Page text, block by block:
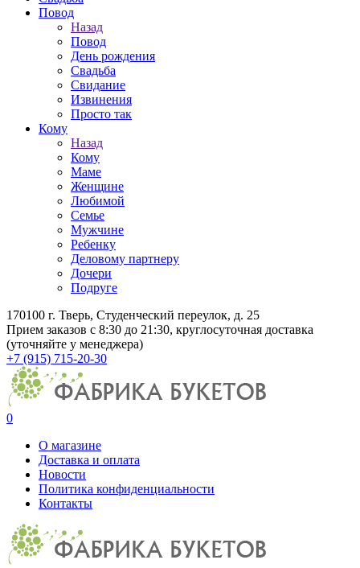
Повод
Назад
Повод
День рождения
Свадьба
Свидание
Извинения
Просто так
Кому
Назад
Кому
Маме
Женщине
Любимой
Семье
Мужчине
Ребенку
Деловому партнеру
Дочери
Подруге
170100 г. Тверь, Студенческий переулок, д. 25
Прием заказов с 8:30 до 21:30, круглосуточная доставка
(уточняйте у менеджера)
+7 (915) 715-20-30
0
О магазине
Доставка и оплата
Новости
Политика конфиденциальности
Контакты